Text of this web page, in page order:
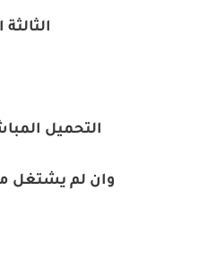
الثالثة
التحميل
وان لم يشتغل